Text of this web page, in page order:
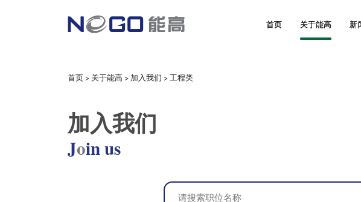
首页 关于能高 新
首页> 关于能高> 加入我们 >工程类
加入我们
Join us
首页 关于能高 新